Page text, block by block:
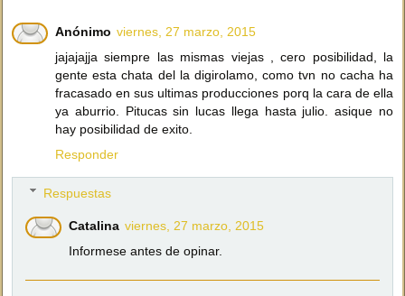
Anónimo viernes, 27 marzo, 2015
jajajajja siempre las mismas viejas , cero posibilidad, la
gente esta chata del la digirolamo, como tvn no cacha ha
fracasado en sus ultimas producciones porq la cara de ella
ya aburrio. Pitucas sin lucas llega hasta julio. asique no
hay posibilidad de exito.
Responder
Respuestas
Catalina viernes, 27 marzo, 2015
Informese antes de opinar.